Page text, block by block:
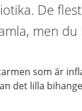
De
men
som är
det lilla